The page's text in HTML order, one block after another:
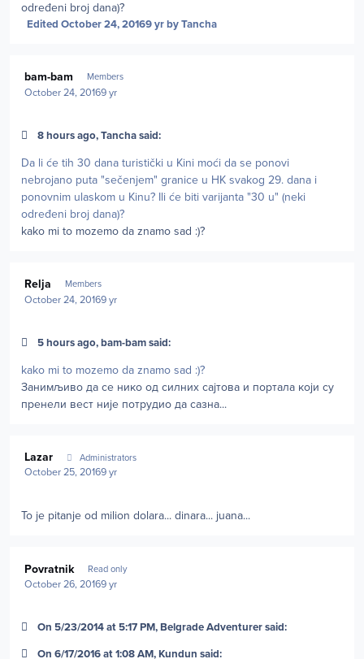
određeni broj dana)?
Edited October 24, 20169 yrby Tancha
bam-bam Members
October 24, 20169 yr
8 hours ago, Tancha said:
Da li će tih 30 dana turistički u Kini moći da se ponovi
nebrojano puta "sečenjem" granice u HK svakog 29. dana i
ponovnim ulaskom u Kinu? Ili će biti varijanta "30 u" (neki
određeni broj dana)?
kako mi to mozemo da znamo sad :)?
Relja Members
October 24, 20169 yr
5 hours ago, bam-bam said:
kako mi to mozemo da znamo sad :)?
Занимљиво да се нико од силних сајтова и портала који су
пренели вест није потрудио да сазна...
Lazar Administrators
October 25, 20169 yr
To je pitanje od milion dolara... dinara... juana...
Povratnik Read only
October 26, 20169 yr
On 5/23/2014 at 5:17 PM, Belgrade Adventurer said:
On 6/17/2016 at 1:08 AM, Kundun said: